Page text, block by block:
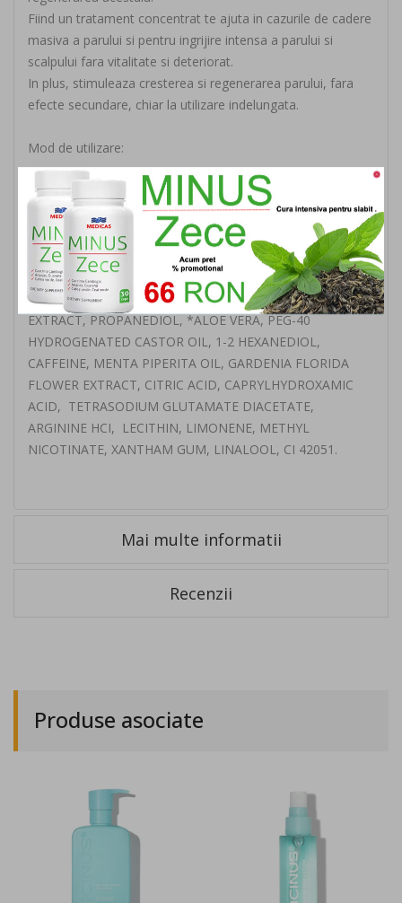
Fiind un tratament concentrat te ajuta in cazurile de cadere
masiva a parului si pentru ingrijire intensa a parului si
scalpului fara vitalitate si deteriorat.
In plus, stimuleaza cresterea si regenerarea parului, fara
efecte secundare, chiar la utilizare indelungata.
Mod de utilizare:
Fiolele sunt recomandate de 2-3 ori pe saptamana.
Spalati-va parul cu samponul corespunzator,apoi aplicati o
fiola pe tot scalpul prin masaj usor.
INGREDIENTS/INCI:
AQUA – WATER, GLYCERIN, SERENOA SERRULATA FRUIT
EXTRACT, PROPANEDIOL, *ALOE VERA, PEG-40
HYDROGENATED CASTOR OIL, 1-2 HEXANEDIOL,
CAFFEINE, MENTA PIPERITA OIL, GARDENIA FLORIDA
FLOWER EXTRACT, CITRIC ACID, CAPRYLHYDROXAMIC
ACID, TETRASODIUM GLUTAMATE DIACETATE,
ARGININE HCI, LECITHIN, LIMONENE, METHYL
NICOTINATE, XANTHAM GUM, LINALOOL, CI 42051.
Mai multe informatii
Recenzii
Produse asociate